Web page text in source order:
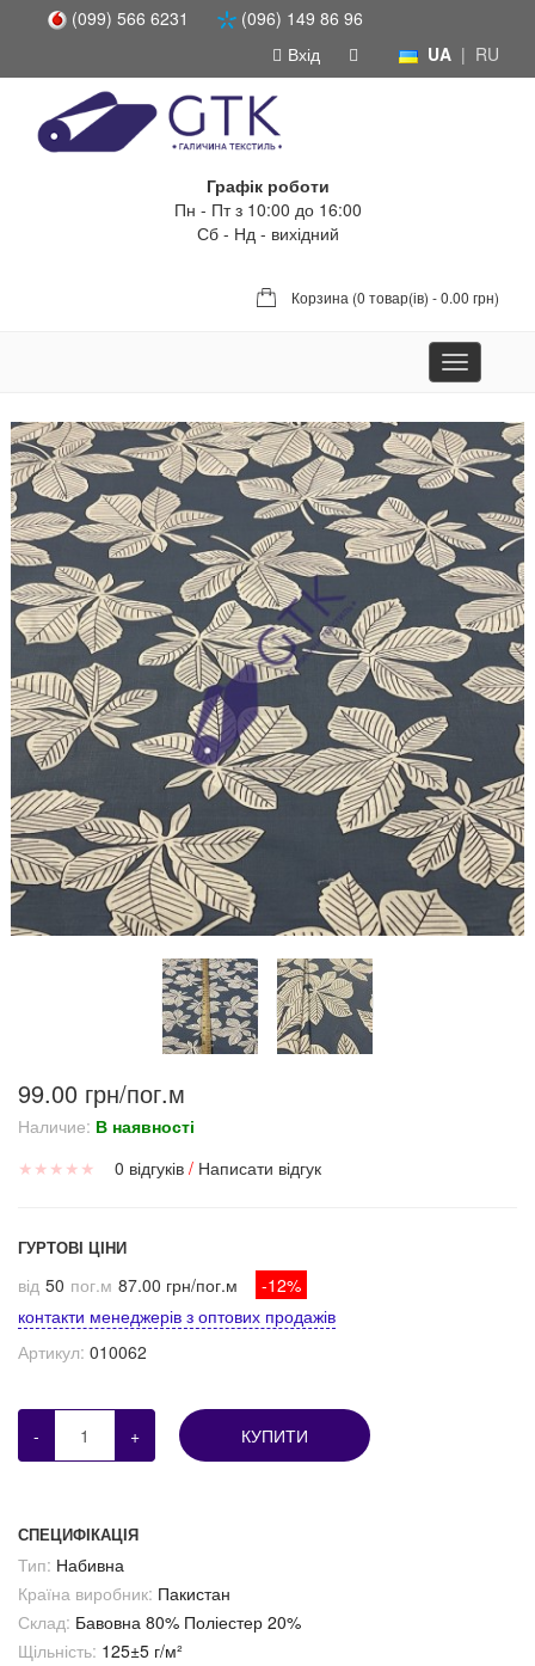
(099) 566 6231
(096) 149 86 96
UA | RU
Вхід
Графік роботи
Пн - Пт з 10:00 до 16:00
Сб - Нд - вихідний
Корзина (0 товар(ів) - 0.00 грн)
Toggle
navigation
99.00 грн/пог.м
Наличие: В наявності
★ ★ ★ ★ ★ 0 відгуків / Написати відгук
ГУРТОВІ ЦІНИ
від 50 пог.м 87.00 грн/пог.м
-12%
контакти менеджерів з оптових продажів
Артикул: 010062
- + КУПИТИ
СПЕЦИФІКАЦІЯ
Тип: Набивна
Країна виробник: Пакистан
Склад: Бавовна 80% Поліестер 20%
Щільність: 125±5 г/м²